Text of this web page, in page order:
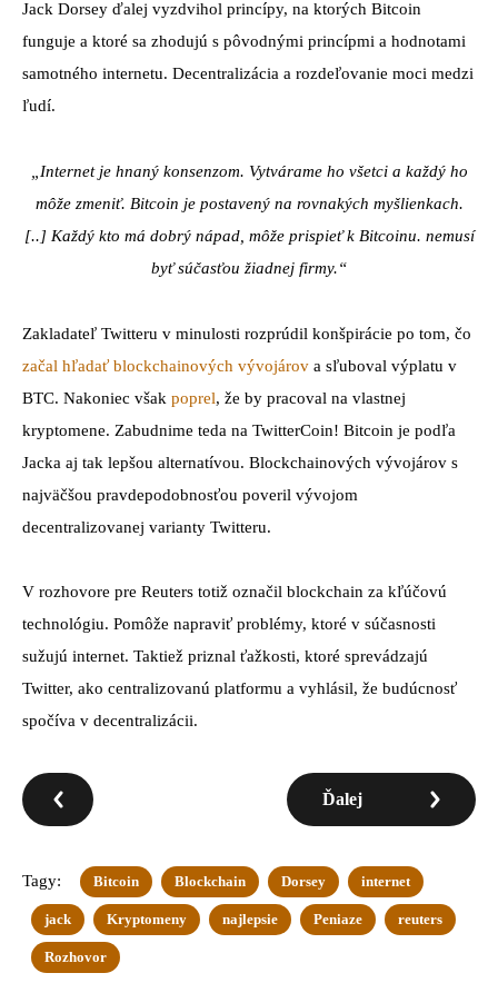
Jack Dorsey ďalej vyzdvihol princípy, na ktorých Bitcoin
funguje a ktoré sa zhodujú s pôvodnými princípmi a hodnotami
samotného internetu. Decentralizácia a rozdeľovanie moci medzi
ľudí.
„Internet je hnaný konsenzom. Vytvárame ho všetci a každý ho
môže zmeniť. Bitcoin je postavený na rovnakých myšlienkach.
[..] Každý kto má dobrý nápad, môže prispieť k Bitcoinu. nemusí
byť súčasťou žiadnej firmy.“
Zakladateľ Twitteru v minulosti rozprúdil konšpirácie po tom, čo
začal hľadať blockchainových vývojárov a sľuboval výplatu v
BTC. Nakoniec však poprel, že by pracoval na vlastnej
kryptomene. Zabudnime teda na TwitterCoin! Bitcoin je podľa
Jacka aj tak lepšou alternatívou. Blockchainových vývojárov s
najväčšou pravdepodobnosťou poveril vývojom
decentralizovanej varianty Twitteru.
V rozhovore pre Reuters totiž označil blockchain za kľúčovú
technológiu. Pomôže napraviť problémy, ktoré v súčasnosti
sužujú internet. Taktiež priznal ťažkosti, ktoré sprevádzajú
Twitter, ako centralizovanú platformu a vyhlásil, že budúcnosť
spočíva v decentralizácii.
Ďalej
Tagy: Bitcoin Blockchain Dorsey internet
jack Kryptomeny najlepsie Peniaze reuters
Rozhovor